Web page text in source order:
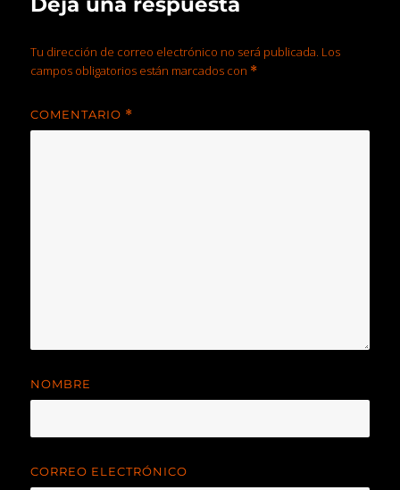
Tu dirección de correo electrónico no será publicada. Los
campos obligatorios están marcados con *
COMENTARIO *
NOMBRE
CORREO ELECTRÓNICO